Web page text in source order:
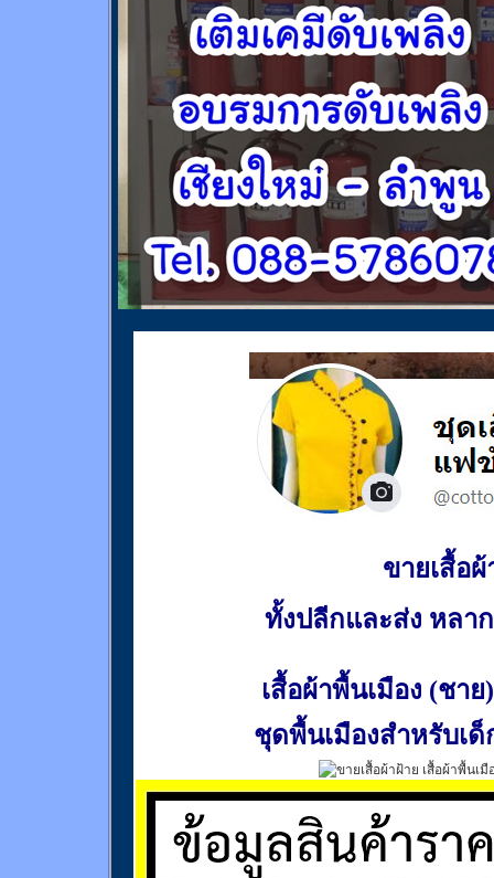
ขายเสื้อผ้
ทั้งปลีกและส่ง หลา
เสื้อผ้าพื้นเมือง (ชาย)
ชุดพื้นเมืองสำหรับเด็